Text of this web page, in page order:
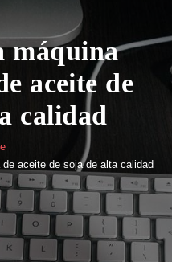
máquina
aceite de
calidad
aceite de soja de alta calidad